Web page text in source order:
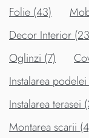
Folie (43)
Decor Interior
Oglinzi (7)
Instalarea
Instalarea terasei
Montarea scarii